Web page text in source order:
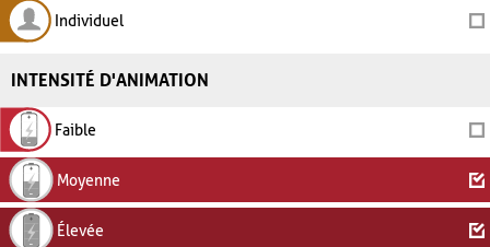
Individuel
INTENSITÉ D'ANIMATION
Faible
Moyenne
Élevée